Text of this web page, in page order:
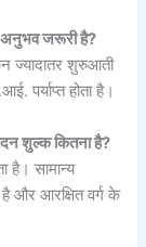
जरूरी है?
ज्यादातर शुरुआती
पर्याप्त होता है।
शुल्क कितना है?
है। सामान्य
और आरक्षित वर्ग के